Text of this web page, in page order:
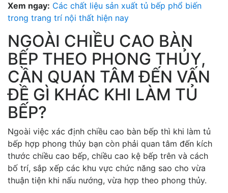
Xem ngay: Các chất liệu sản xuất tủ bếp phổ biến
trong trang trí nội thất hiện nay
NGOÀI CHIỀU CAO BÀN
BẾP THEO PHONG THỦY,
CẦN QUAN TÂM ĐẾN VẤN
ĐỀ GÌ KHÁC KHI LÀM TỦ
BẾP?
Ngoài việc xác định chiều cao bàn bếp thì khi làm tủ
bếp hợp phong thủy bạn còn phải quan tâm đến kích
thước chiều cao bếp, chiều cao kệ bếp trên và cách
bố trí, sắp xếp các khu vực chức năng sao cho vừa
thuận tiện khi nấu nướng, vừa hợp theo phong thủy.